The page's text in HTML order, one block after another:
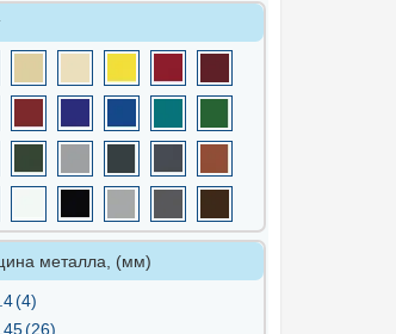
металла, (мм)
(4)
(26)